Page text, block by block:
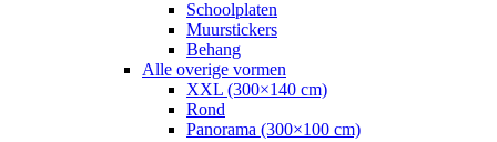
Schoolplaten
Muurstickers
Behang
Alle overige vormen
XXL (300×140 cm)
Rond
Panorama (300×100 cm)